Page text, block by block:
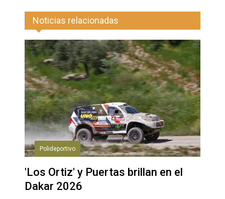
Noticias relacionadas
Polideportivo
'Los Ortiz' y Puertas brillan en el
Dakar 2026